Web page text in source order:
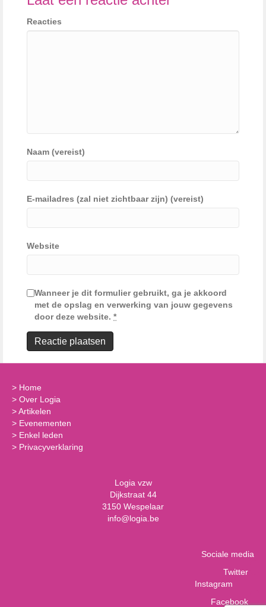
Reacties
Naam (vereist)
E-mailadres (zal niet zichtbaar zijn) (vereist)
Website
Wanneer je dit formulier gebruikt, ga je akkoord
met de opslag en verwerking van jouw gegevens
door deze website. *
> Home
> Over Logia
>Artikelen
> Evenementen
> Enkel leden
> Privacyverklaring
Logia vzw
Dijkstraat 44
3150 Wespelaar
info@logia.be
Sociale media
Twitter
Instagram
Facebook